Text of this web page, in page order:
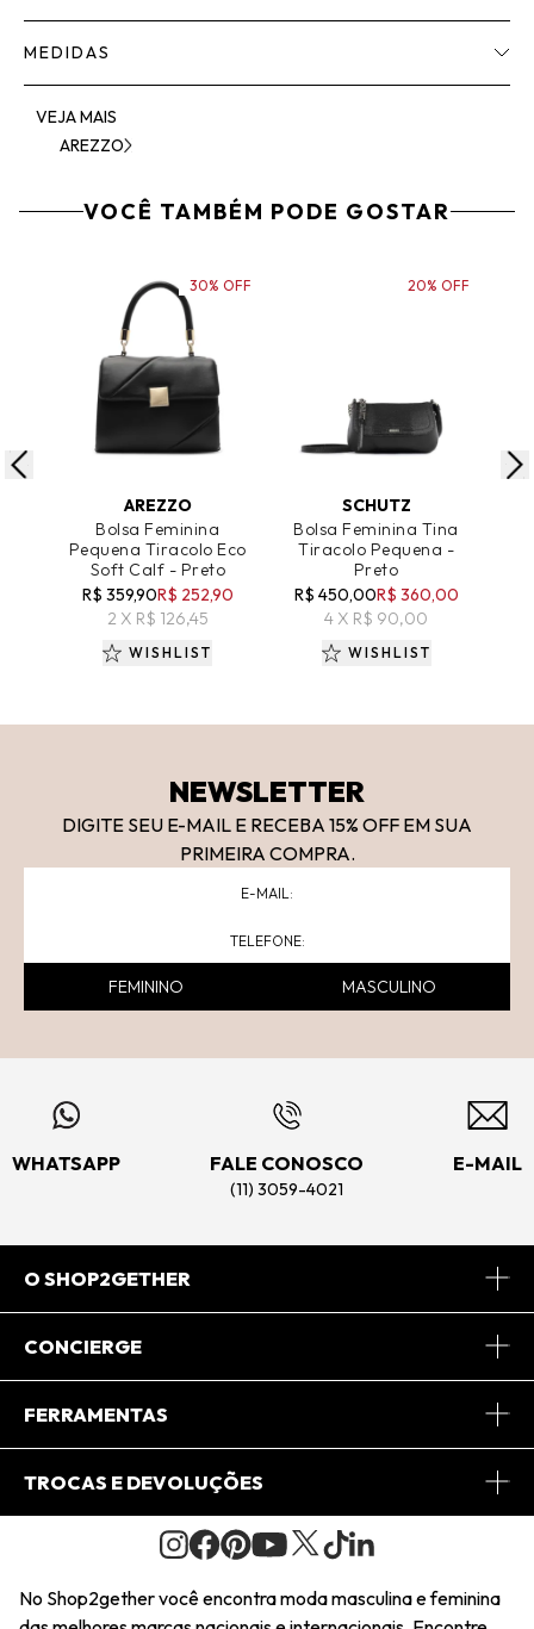
MEDIDAS
VEJA MAIS
AREZZO
VOCÊ TAMBÉM PODE GOSTAR
AREZZO
Bolsa Feminina
Pequena Tiracolo Eco
Soft Calf - Preto
R$ 359,90R$ 252,90
2 X R$ 126,45
30% OFF
WISHLIST
SCHUTZ
Bolsa Feminina Tina
Tiracolo Pequena -
Preto
R$ 450,00R$ 360,00
4 X R$ 90,00
20% OFF
WISHLIST
NEWSLETTER
DIGITE SEU E-MAIL E RECEBA 15% OFF EM SUA
PRIMEIRA COMPRA.
FEMININO MASCULINO
WHATSAPP FALE CONOSCO
(11) 3059-4021
E-MAIL
O SHOP2GETHER
Sobre Nós
Journal
CONCIERGE
Central de Relacionamento
Regulamento e Promoções
FERRAMENTAS
Minha Conta
Pedido de Presente
Wishlist
TROCAS E DEVOLUÇÕES
Condições Gerais
Troca Fácil
No Shop2gether você encontra moda masculina e feminina